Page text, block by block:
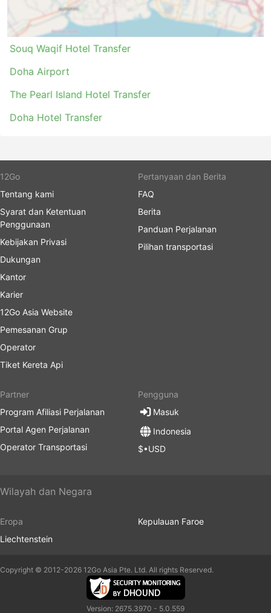
Souq Waqif Hotel Transfer
Doha Airport
The Pearl Island Hotel Transfer
Doha Hotel Transfer
12Go
Tentang kami
Syarat dan Ketentuan
Penggunaan
Kebijakan Privasi
Dukungan
Kantor
Karier
12Go Asia Website
Pemesanan Grup
Operator
Tiket Kereta Api
Pertanyaan dan Berita
FAQ
Berita
Panduan Perjalanan
Pilihan transportasi
Partner
Program Afiliasi Perjalanan
Portal Agen Perjalanan
Operator Transportasi
Pengguna
Masuk
Indonesia
$•USD
Wilayah dan Negara
Eropa
Liechtenstein
Kepulauan Faroe
Copyright © 2012-2026 12Go Asia Pte. Ltd. All rights Reserved.
Version: 2675.3970 - 5.0.559